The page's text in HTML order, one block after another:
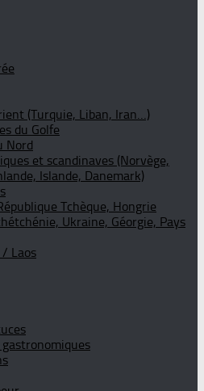
(Turquie, Liban, Iran…)
du Golfe
Nord
et scandinaves (Norvège,
Islande, Danemark)
Tchèque, Hongrie
Ukraine, Géorgie, Pays
Laos
gastronomiques